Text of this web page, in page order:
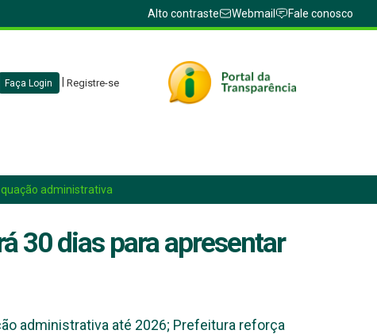
Alto contraste Webmail Fale conosco
Faça Login Registre-se
administrativa
30 dias para apresentar
administrativa até 2026; Prefeitura reforça